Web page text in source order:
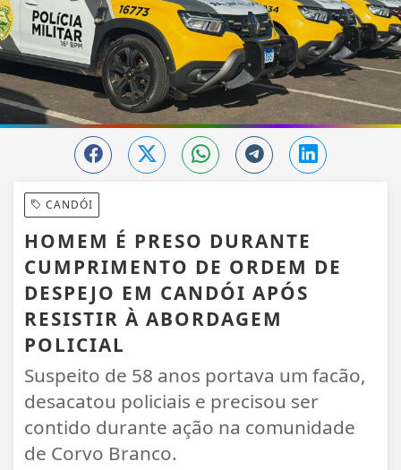
CANDÓI
HOMEM É PRESO DURANTE
CUMPRIMENTO DE ORDEM DE
DESPEJO EM CANDÓI APÓS
RESISTIR À ABORDAGEM
POLICIAL
Suspeito de 58 anos portava um facão,
desacatou policiais e precisou ser
contido durante ação na comunidade
de Corvo Branco.